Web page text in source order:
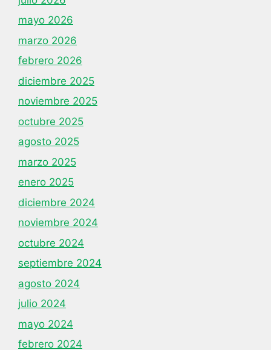
mayo 2026
marzo 2026
febrero 2026
diciembre 2025
noviembre 2025
octubre 2025
agosto 2025
marzo 2025
enero 2025
diciembre 2024
noviembre 2024
octubre 2024
septiembre 2024
agosto 2024
julio 2024
mayo 2024
febrero 2024